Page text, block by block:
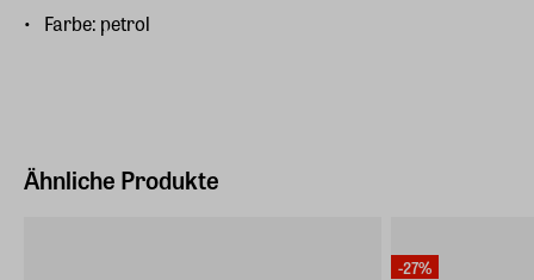
Farbe: petrol
Ähnliche Produkte
-27%